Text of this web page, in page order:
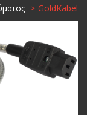
GoldKabel